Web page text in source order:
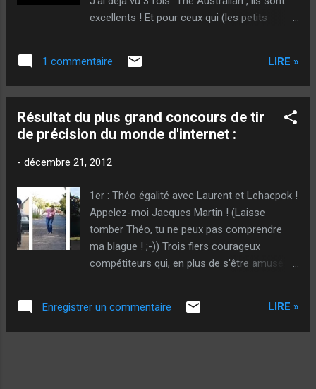
excellents ! Et pour ceux qui (les petits
suis fainéant, alors, je n'allais pas la refaire !
Pis j'arrive pas trop à faire une tête de gars
1 commentaire LIRE »
Résultat du plus grand concours de tir
de précision du monde d'internet :
- décembre 21, 2012
1er : Théo égalité avec Laurent et Lehacpok !
Appelez-moi Jacques Martin ! (Laisse
tomber Théo, tu ne peux pas comprendre
ma blague ! ;-)) Trois fiers courageux
compétiteurs qui, en plus de s'être amusé à
lot de pétanque du monde de mon blog
actuel... A savoir... Mon livre ! Bravo à eux !
Enregistrer un commentaire LIRE »